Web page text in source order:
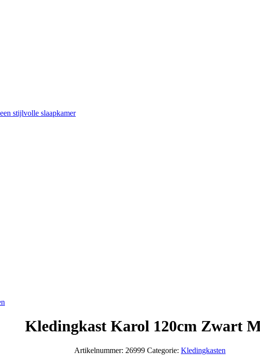
Kledingkast Karol 120cm Zwart
Artikelnummer: 26999 Categorie: Kledingkasten